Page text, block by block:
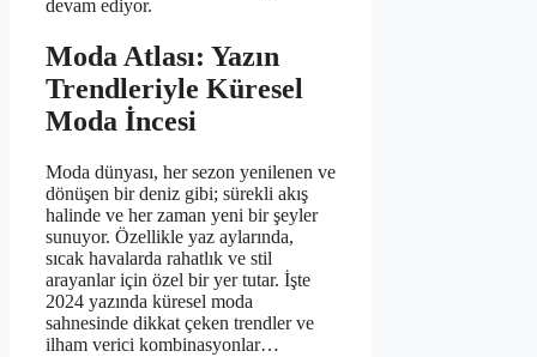
devam ediyor.
Moda Atlası: Yazın
Trendleriyle Küresel
Moda İncesi
Moda dünyası, her sezon yenilenen ve
dönüşen bir deniz gibi; sürekli akış
halinde ve her zaman yeni bir şeyler
sunuyor. Özellikle yaz aylarında,
sıcak havalarda rahatlık ve stil
arayanlar için özel bir yer tutar. İşte
2024 yazında küresel moda
sahnesinde dikkat çeken trendler ve
ilham verici kombinasyonlar…